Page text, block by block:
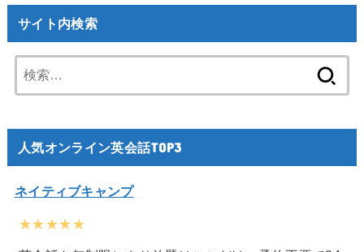
サイト内検索
索:
人気オンライン英会話TOP3
ネイティブキャンプ
★★★★★